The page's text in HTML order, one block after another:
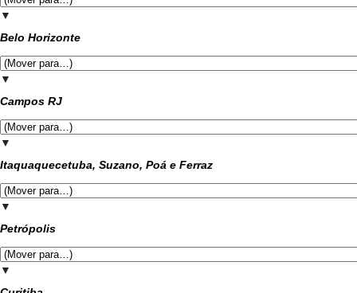
▼
Belo Horizonte
▼
Campos RJ
▼
Itaquaquecetuba, Suzano, Poá e Ferraz
▼
Petrópolis
▼